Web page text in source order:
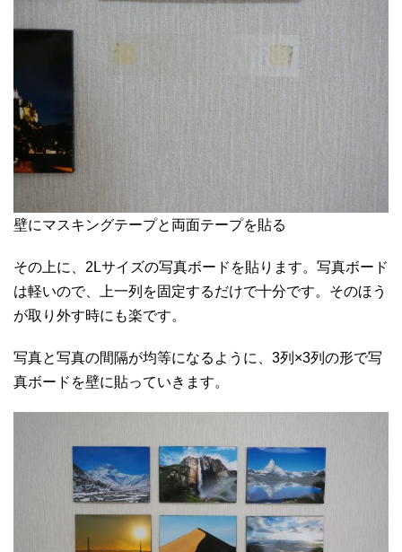
壁にマスキングテープと両面テープを貼る
その上に、2Lサイズの写真ボードを貼ります。写真ボード
は軽いので、上一列を固定するだけで十分です。そのほう
が取り外す時にも楽です。
写真と写真の間隔が均等になるように、3列×3列の形で写
真ボードを壁に貼っていきます。